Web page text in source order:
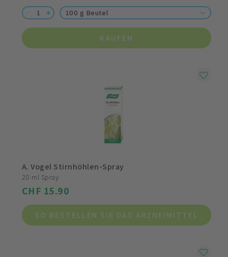
100 g Beutel
KAUFEN
A. Vogel Stirnhöhlen-Spray
20 ml Spray
CHF 15.90
SO BESTELLEN SIE DAS ARZNEIMITTEL